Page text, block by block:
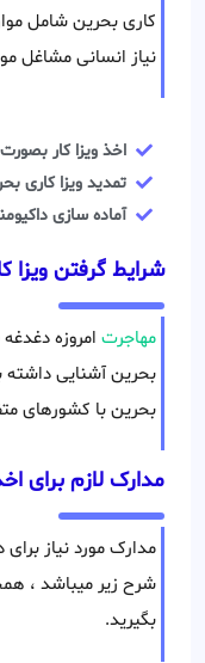
کاری بحرین شامل
نیاز انسانی مشاغل
اخذ ویزا کار
تمدید ویزا کاری
آماده سازی
شرایط گرفتن ویزا
مهاجرت امروزه
بحرین آشنایی داشته
بحرین با کشورهای
مدارک لازم برای
مدارک مورد نیاز
شرح زیر میباشد ،
بگیرید.